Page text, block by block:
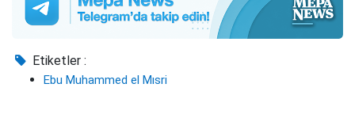
Etiketler :
Ebu Muhammed el Mısri